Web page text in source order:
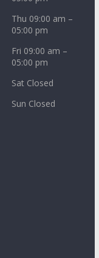
Thu 09:00 am –
05:00 pm
Fri 09:00 am –
05:00 pm
Sat Closed
Sun Closed